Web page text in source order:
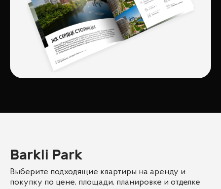
Barkli Park
Выберите подходящие квартиры на аренду и
покупку по цене, площади, планировке и отделке